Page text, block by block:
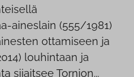
aineslain (555/1981)
ottamiseen ja
louhintaan ja
sijaitsee Tornion...